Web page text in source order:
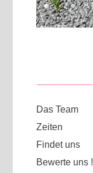
Das Team
Zeiten
Findet uns
Bewerte uns !